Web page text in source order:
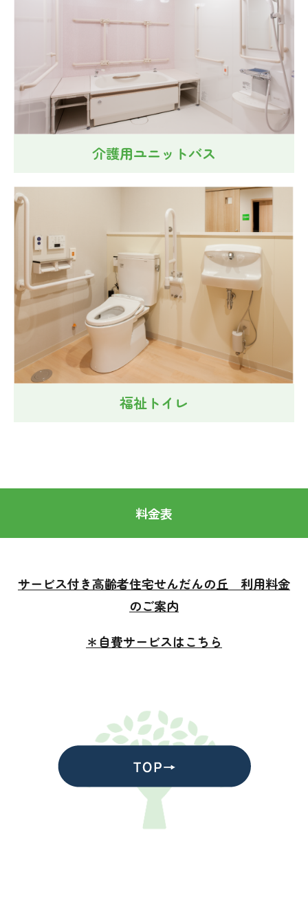
介護用ユニットバス
福祉トイレ
料金表
サービス付き高齢者住宅せんだんの丘 利用料金
のご案内
＊自費サービスはこちら